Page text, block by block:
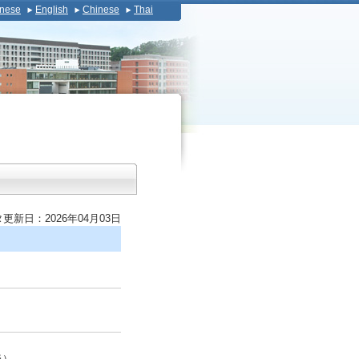
English Chinese Thai
更新日：2026年04月03日